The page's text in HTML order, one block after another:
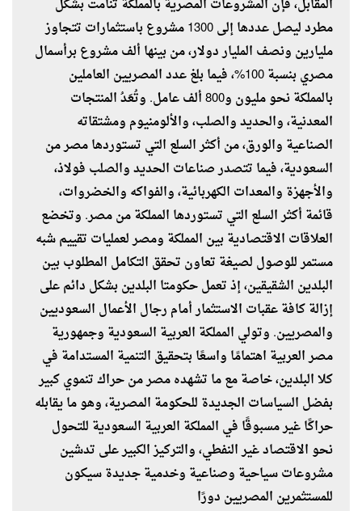
المقابل، فإن المشروعات المصرية بالمملكة تنامت بشكل
مطرد ليصل عددها إلى 1300 مشروع باستثمارات تتجاوز
مليارين ونصف المليار دولار، من بينها ألف مشروع برأسمال
مصري بنسبة 100%، فيما بلغ عدد المصريين العاملين
بالمملكة نحو مليون و800 ألف عامل. وتُعَدُ المنتجات
المعدنية، والحديد والصلب، والألومنيوم ومشتقاته
الصناعية والورق، من أكثر السلع التي تستوردها مصر من
السعودية، فيما تتصدر صناعات الحديد والصلب فولاذ،
والأجهزة والمعدات الكهربائية، والفواكه والخضروات،
قائمة أكثر السلع التي تستوردها المملكة من مصر. وتخضع
العلاقات الاقتصادية بين المملكة ومصر لعمليات تقييم شبه
مستمر للوصول لصيغة تعاون تحقق التكامل المطلوب بين
البلدين الشقيقين، إذ تعمل حكومتا البلدين بشكل دائم على
إزالة كافة عقبات الاستثمار أمام رجال الأعمال السعوديين
والمصريين. وتولي المملكة العربية السعودية وجمهورية
مصر العربية اهتمامًا واسعًا بتحقيق التنمية المستدامة في
كلا البلدين، خاصة مع ما تشهده مصر من حراك تنموي كبير
بفضل السياسات الجديدة للحكومة المصرية، وهو ما يقابله
حراكًا غير مسبوقًا في المملكة العربية السعودية للتحول
نحو الاقتصاد غير النفطي، والتركيز الكبير على تدشين
مشروعات سياحية وصناعية وخدمية جديدة سيكون
للمستثمرين المصريين دورًا